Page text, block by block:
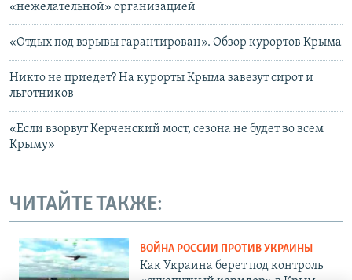
«нежелательной» организацией
«Отдых под взрывы гарантирован». Обзор курортов Крыма
Никто не приедет? На курорты Крыма завезут сирот и
льготников
«Если взорвут Керченский мост, сезона не будет во всем
Крыму»
ЧИТАЙТЕ ТАКЖЕ:
ВОЙНА РОССИИ ПРОТИВ УКРАИНЫ
Как Украина берет под контроль